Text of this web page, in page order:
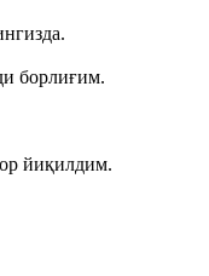
борлиғим.
йиқилдим.